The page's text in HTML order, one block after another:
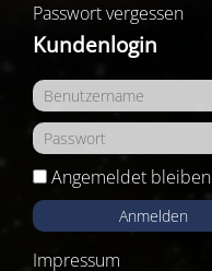
Passwort vergessen
Kundenlogin
Angemeldet bleiben
Anmelden
Impressum